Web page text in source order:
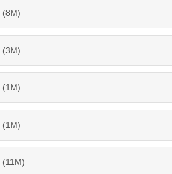
(8М)
(3М)
(1М)
(1М)
(11М)